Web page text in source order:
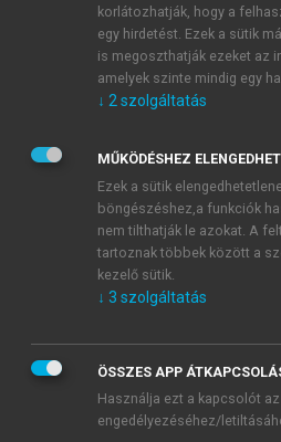
Kérek értesítést a MeRSZ
Kérek értesítést az Akadémiai
Adatkezelési tájékoztatóban
veszem és elfogadom.
Általános vásárlási
mersz.huoldalak
tudomásul veszem és
korlátozhatják, hogy a
egy hirdetést. Ezek a sütik
is megoszthatják ezeket az
amelyek szinte mindig egy
↓ 2 szolgáltatás
MŰKÖDÉSHEZ
Ezek a sütik
böngészéshez,a funkciók
nem tilthatják le azokat. A
tartoznak többek között a
kezelő sütik.
↓ 3 szolgáltatás
ÖSSZES APP
Használja ezt a kapcsolót
engedélyezéséhez/